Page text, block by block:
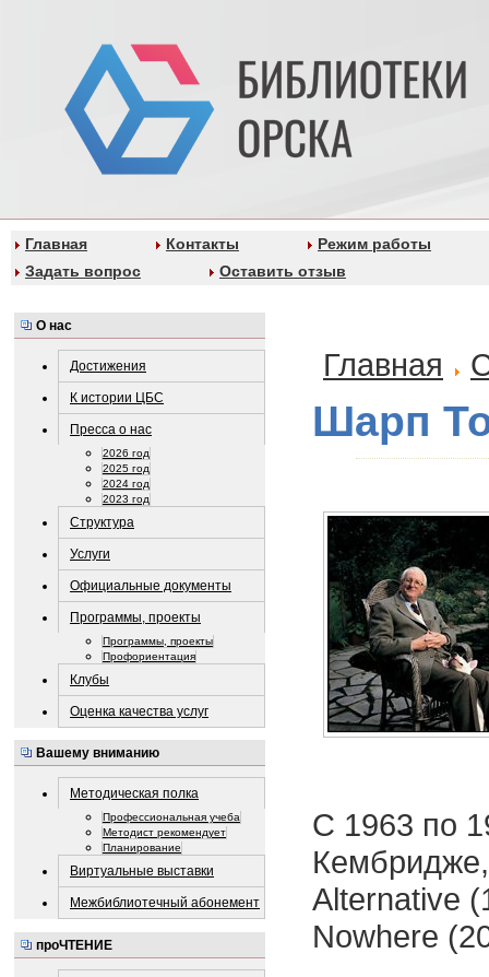
Главная Контакты
Режим работы
Задать вопрос
Оставить отзыв
О нас
Достижения
К истории ЦБС
Пресса о нас
2026 год
2025 год
2024 год
2023 год
Структура
Услуги
Официальные документы
Программы, проекты
Программы, проекты
Профориентация
Клубы
Оценка качества услуг
Вашему вниманию
Методическая полка
Профессиональная учеба
Методист рекомендует
Планирование
Виртуальные выставки
Межбиблиотечный абонемент
проЧТЕНИЕ
Главная
Шарп
С 1963 по
Alternative
Nowhere